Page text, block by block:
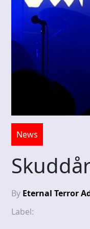
News
By Eternal Terror
Label: